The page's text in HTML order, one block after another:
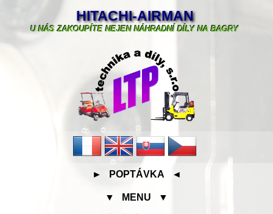
HITACHI-AIRMAN
U NÁS ZAKOUPÍTE NEJEN NÁHRADNÍ DÍLY NA BAGRY
► POPTÁVKA ◄
▼ MENU ▼